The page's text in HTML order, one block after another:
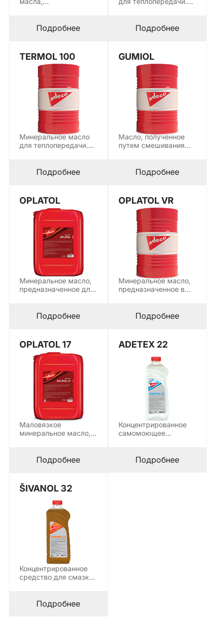
роторных воздушных
компрессоров…
Подробнее
теплоносителя в
закрытых…
Подробнее
TERMOL 100
Минеральное масло
для теплопередачи.
теплоносителя в
закрытых…
Подробнее
GUMIOL
Масло, полученное
путем смешивания
рафинирования
парафиновых…
Подробнее
OPLATOL
Минеральное масло,
предназначенное для
форм и…Подробнее
OPLATOL VR
Минеральное масло,
предназначенное в
средства в
строительстве…
Подробнее
OPLATOL 17
Маловязкое
минеральное масло,
вспомогательного…
Подробнее
ADETEX 22
Концентрированное
самомоющее
машин, изготовленное
на основе
Подробнее
ŠIVANOL 32
Концентрированное
средство для смазки
машин и других…
Подробнее